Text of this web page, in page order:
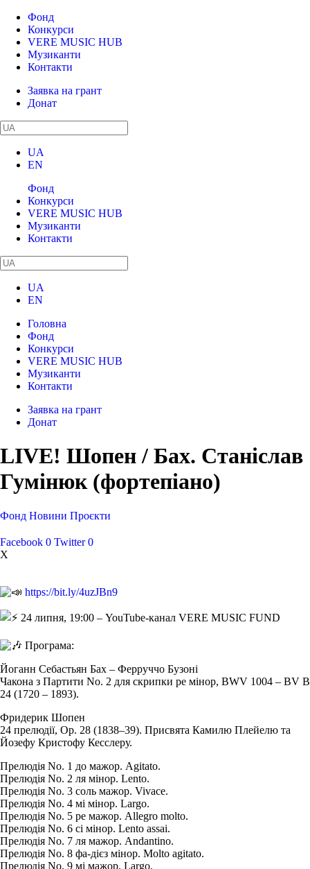
Фонд
Конкурси
VERE MUSIC HUB
Музиканти
Контакти
Заявка на грант
Донат
UA
EN
Фонд
Конкурси
VERE MUSIC HUB
Музиканти
Контакти
UA
EN
Головна
Фонд
Конкурси
VERE MUSIC HUB
Музиканти
Контакти
Заявка на грант
Донат
LIVE! Шопен / Бах. Станіслав
Гумінюк (фортепіано)
Фонд Новини Проєкти
Facebook 0 Twitter 0
X
https://bit.ly/4uzJBn9
24 липня, 19:00 – YouTube-канал VERE MUSIC FUND
Програма:
Йоганн Себастьян Бах – Ферруччо Бузоні
Чакона з Партити No. 2 для скрипки ре мінор, BWV 1004 – BV B
24 (1720 – 1893).
Фридерик Шопен
24 прелюдії, Op. 28 (1838–39). Присвята Камилю Плейелю та
Йозефу Кристофу Кесслеру.
Прелюдія No. 1 до мажор. Agitato.
Прелюдія No. 2 ля мінор. Lento.
Прелюдія No. 3 соль мажор. Vivace.
Прелюдія No. 4 мі мінор. Largo.
Прелюдія No. 5 ре мажор. Allegro molto.
Прелюдія No. 6 сі мінор. Lento assai.
Прелюдія No. 7 ля мажор. Andantino.
Прелюдія No. 8 фа-дієз мінор. Molto agitato.
Прелюдія No. 9 мі мажор. Largo.